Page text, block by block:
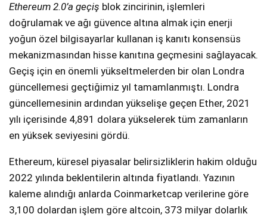
Ethereum 2.0’a geçiş blok zincirinin, işlemleri
doğrulamak ve ağı güvence altına almak için enerji
yoğun özel bilgisayarlar kullanan iş kanıtı konsensüs
mekanizmasından hisse kanıtına geçmesini sağlayacak.
Geçiş için en önemli yükseltmelerden bir olan Londra
güncellemesi geçtiğimiz yıl tamamlanmıştı. Londra
güncellemesinin ardından yükselişe geçen Ether, 2021
yılı içerisinde 4,891 dolara yükselerek tüm zamanların
en yüksek seviyesini gördü.
Ethereum, küresel piyasalar belirsizliklerin hakim olduğu
2022 yılında beklentilerin altında fiyatlandı. Yazının
kaleme alındığı anlarda Coinmarketcap verilerine göre
3,100 dolardan işlem göre altcoin, 373 milyar dolarlık